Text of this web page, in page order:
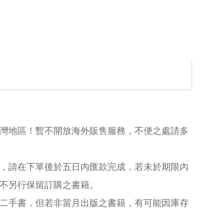
地區！暫不開放海外販售服務，不便之處請多
請在下單後於五日內匯款完成，若未於期限內
另行保留訂購之書籍。
手書，但若非當月出版之書籍，有可能因庫存